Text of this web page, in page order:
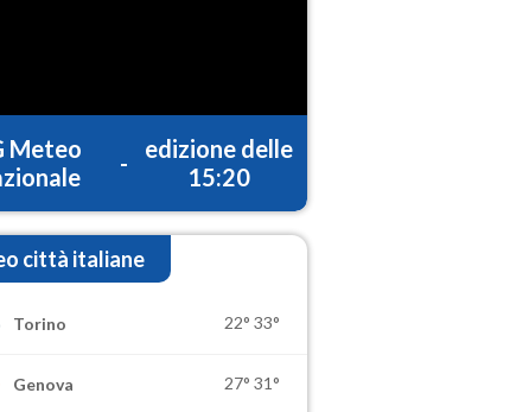
Meteo
-
edizione delle
15:20
città italiane
Torino 22° 33°
Genova 27° 31°